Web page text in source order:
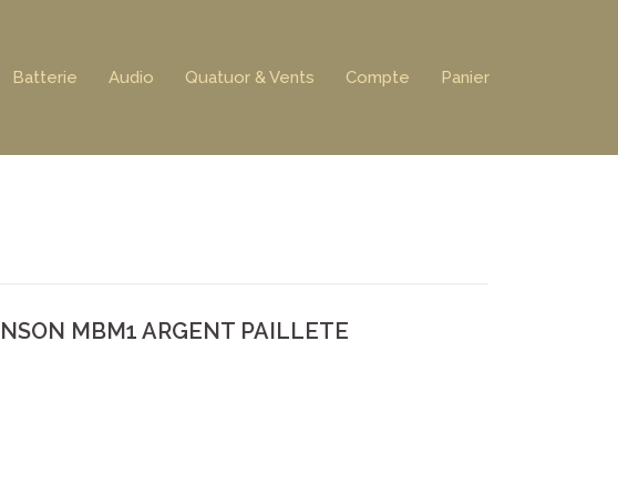
Batterie Audio Quatuor & Vents Compte Panier
MBM1 ARGENT PAILLETE